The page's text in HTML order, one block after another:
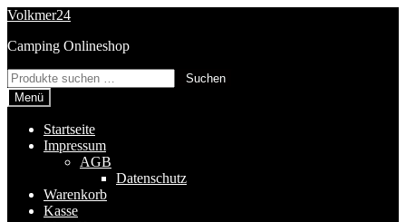
Zur
springen
Zum
springen
Volkmer24
Camping Onlineshop
Suchen
nach:
Suchen
Menü
Startseite
Impressum
AGB
Datenschutz
Warenkorb
Kasse